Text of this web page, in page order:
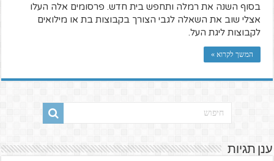
בסוף השנה את רמלה ותחפש בית חדש. פרסומים אלה העלו
אצלי שוב את השאלה לגבי הצורך בקבוצות בת או מילואים
לקבוצות ליגת העל.
המשך לקרוא »
ענן תגיות